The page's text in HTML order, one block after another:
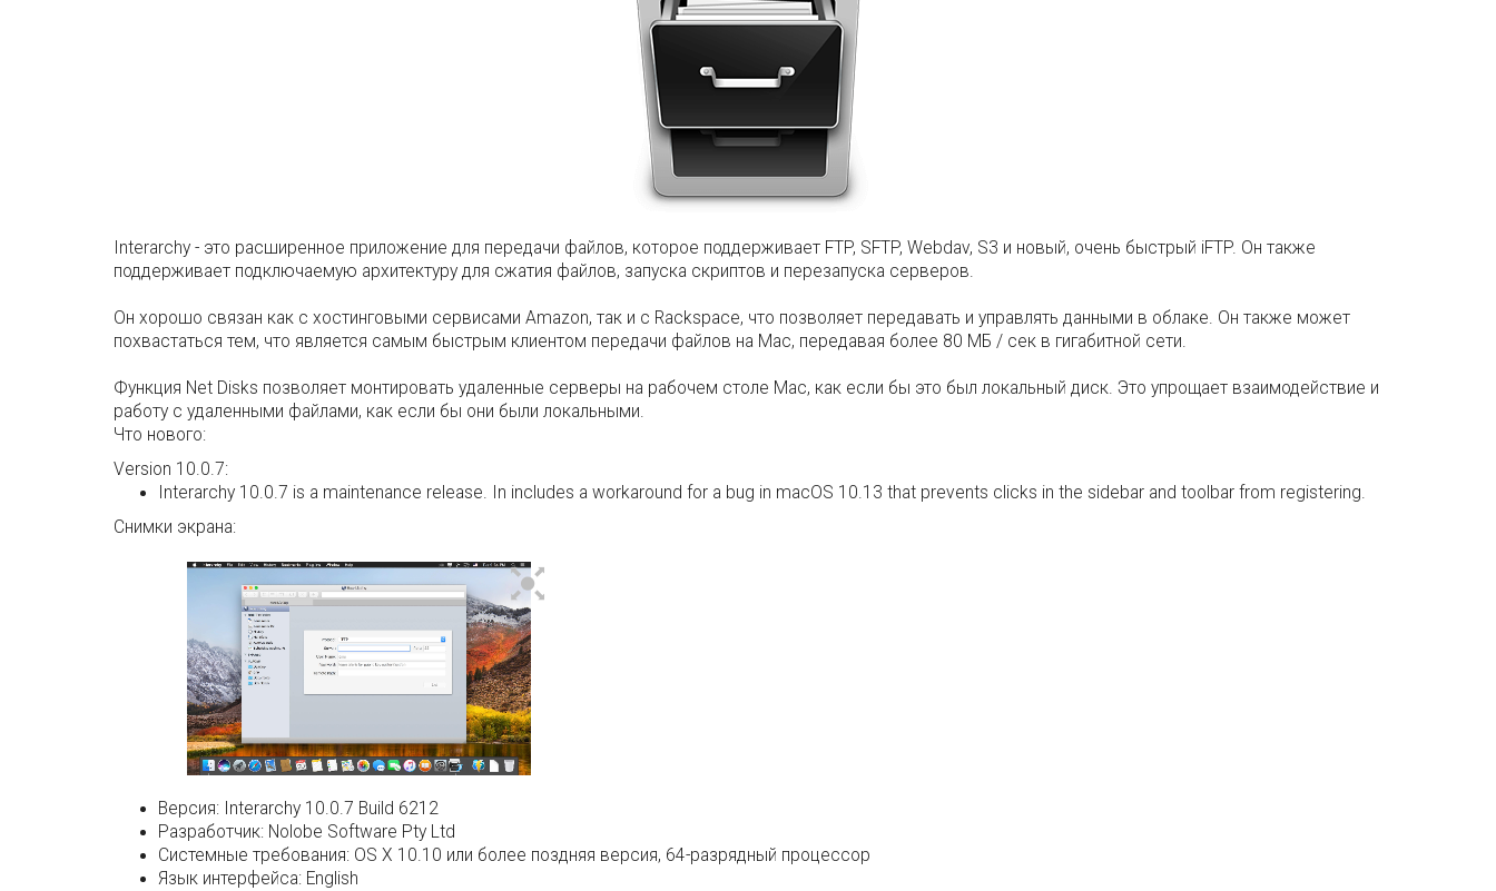
Interarchy - это расширенное приложение для передачи файлов, которое поддерживает FTP, SFTP, Webdav, S3 и новый, очень быстрый iFTP. Он также
поддерживает подключаемую архитектуру для сжатия файлов, запуска скриптов и перезапуска серверов.
Он хорошо связан как с хостинговыми сервисами Amazon, так и с Rackspace, что позволяет передавать и управлять данными в облаке. Он также может
похвастаться тем, что является самым быстрым клиентом передачи файлов на Mac, передавая более 80 МБ / сек в гигабитной сети.
Функция Net Disks позволяет монтировать удаленные серверы на рабочем столе Mac, как если бы это был локальный диск. Это упрощает взаимодействие и
работу с удаленными файлами, как если бы они были локальными.
Что нового:
Version 10.0.7:
Interarchy 10.0.7 is a maintenance release. In includes a workaround for a bug in macOS 10.13 that prevents clicks in the sidebar and toolbar from registering.
Снимки экрана:
Версия: Interarchy 10.0.7 Build 6212
Разработчик: Nolobe Software Pty Ltd
Системные требования: OS X 10.10 или более поздняя версия, 64-разрядный процессор
Язык интерфейса: English